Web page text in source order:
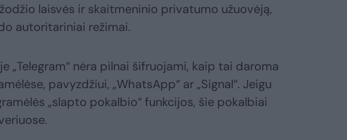
laisvės ir skaitmeninio privatumo užuovėją,
autoritariniai režimai.
„Telegram“ nėra pilnai šifruojami, kaip tai daroma
pavyzdžiui, „WhatsApp“ ar „Signal“. Jeigu
„slapto pokalbio“ funkcijos, šie pokalbiai